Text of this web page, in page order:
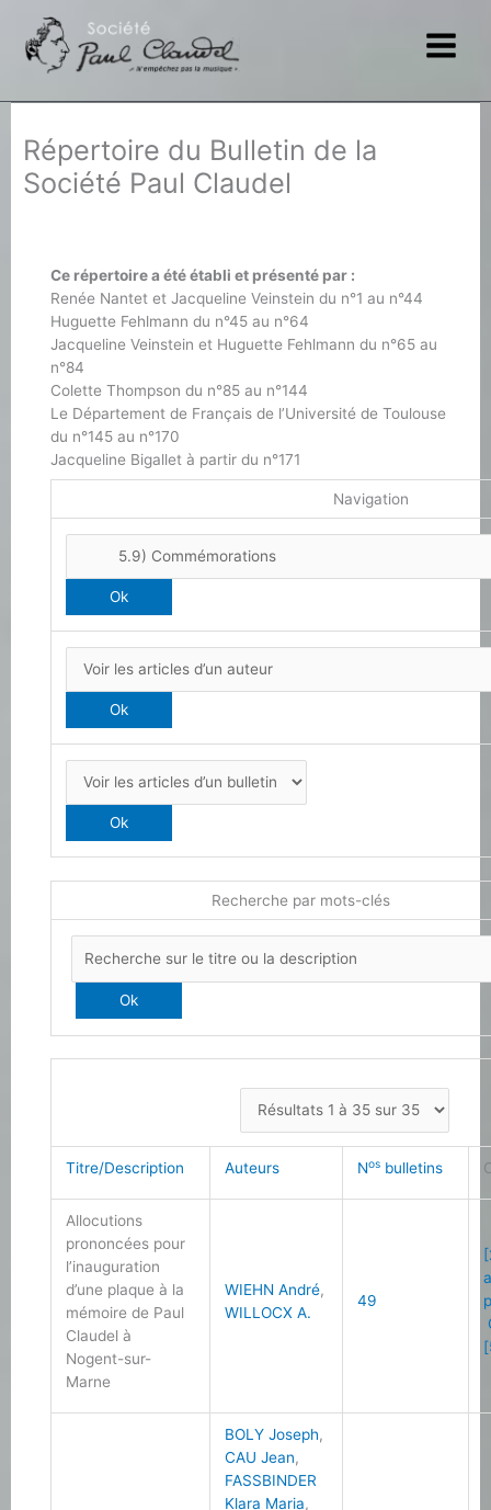
contenu
Répertoire du Bulletin de la
Société Paul Claudel
Ce répertoire a été établi et présenté par :
Renée Nantet et Jacqueline Veinstein du n°1 au n°44
Huguette Fehlmann du n°45 au n°64
Jacqueline Veinstein et Huguette Fehlmann du n°65 au
n°84
Colette Thompson du n°85 au n°144
Le Département de Français de l’Université de Toulouse
du n°145 au n°170
Jacqueline Bigallet à partir du n°171
Navigation
Recherche par mots-clés
Titre/Description Auteurs Nos bulletins
Allocutions
prononcées pour
l’inauguration
d’une plaque à la
mémoire de Paul
Claudel à
Nogent-sur-
Marne
WIEHN André,
WILLOCX A.
49
BOLY Joseph,
CAU Jean,
FASSBINDER
Klara Maria,